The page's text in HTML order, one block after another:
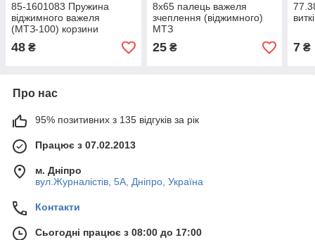
85-1601083 Пружина
віджимного важеля
(МТЗ-100) корзини
зчеплення (STARPARTS)
48 ₴
8х65 палець важеля
зчеплення (віджимного)
МТЗ
25₴ 7 ₴
Про нас
95% позитивних з 135 відгуків за рік
Працює з 07.02.2013
м. Дніпро
вул.Журналістів, 5А, Дніпро, Україна
Контакти
Сьогодні працює з 08:00 до 17:00